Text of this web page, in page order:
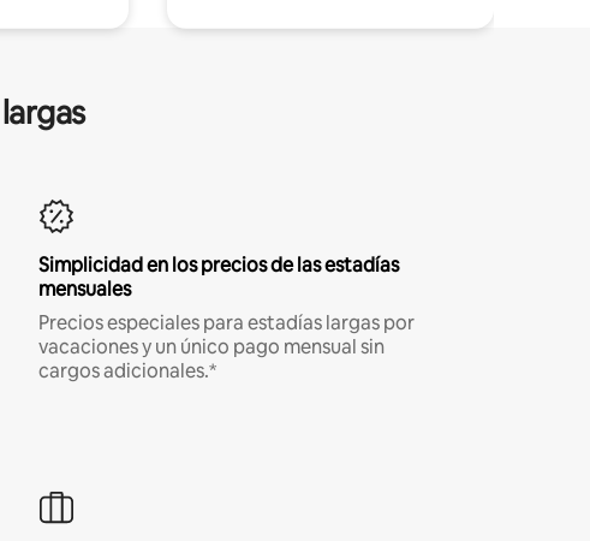
Simplicidad en los precios de las estadías
mensuales
Precios especiales para estadías largas por
vacaciones y un único pago mensual sin
cargos adicionales.*